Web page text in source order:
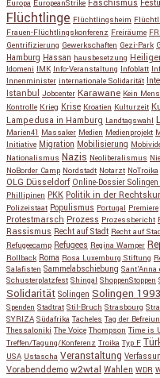
Europa EuropeanStrike Faschismus
Flüchtlinge Flüchtlingsheim
Frauen-Flüchtlingskonferenz Freiräume
Gentrifizierung Gewerkschaften Gezi-Park
Hamburg Hassan hausbesetzung
Idomeni IMK Info-Veranstaltung Infoblatt
Innenminister internationale Solidarität
Istanbul Jobcenter Karawane Kein
Kontrolle Krieg Krise Kroatien Kulturzeit
Lampedusa in Hamburg Landtagswahl
Marien41 Massaker Medien Medienprojekt
Initiative Migration Mobilisierung
Nationalismus Nazis Neoliberalismus
NoBorder Camp Nordstadt Notarzt NoTroika
OLG Düsseldorf Online-Dossier Solingen
Phillipinen PKK Politik in der
Polizeistaat Populismus Portugal Premiere
Protestmarsch Prozess Prozessbericht
Rassismus Recht auf Stadt Recht auf
Refugeecamp Refugees Regina Wamper
Rollback Roma Rosa Luxemburg Stiftung
Salafisten Sammelabschiebung Sant'Anna
Schusterplatzfest Shingal ShoppenStoppen
Solidarität Solingen Solingen 1993
Spenden Stadtrat Stil-Bruch Strasbourg
SYRIZA Südafrika Tacheles Tag der
Thessaloniki The Voice Thompson Time is
Treffen/Tagung/Konferenz Troika Typ F
USA Ustascha Veranstaltung
Vorabenddemo w2wtal Wahlen WDR